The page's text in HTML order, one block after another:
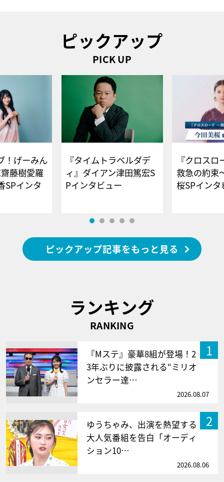
ピックアップ
PICK UP
！げーみん
藤樹愛羅
SPインタ
『タイムトラベルダデ
ィ』ダイアン津田篤宏S
Pインタビュー
『クロス
救急の約束
桜SPイ
ピックアップ記事をもっと見る
ランキング
RANKING
1
『Mステ』豪華8組が登場！2
3年ぶりに披露される“ミリオ
ンセラー達…
2026.08.07
2
ゆうちゃみ、出演を熱望する
大人気番組を告白「オーディ
ション10…
2026.08.06